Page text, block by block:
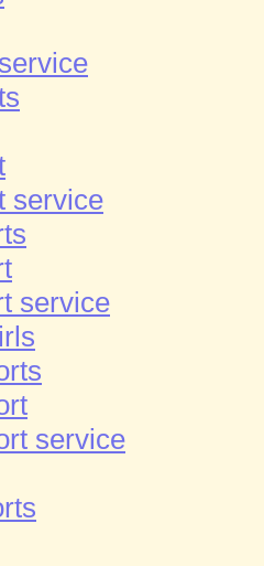
service
service
service